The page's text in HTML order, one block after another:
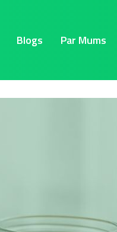
Blogs Par Mums